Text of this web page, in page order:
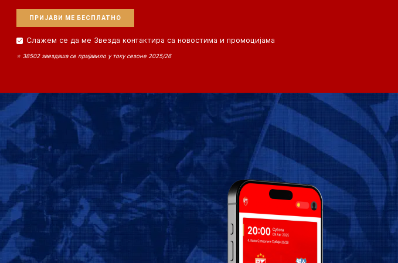
Слажем се да ме Звезда контактира са новостима и промоцијама
⭐ 38502 звездаша се пријавило у току сезоне 2025/26